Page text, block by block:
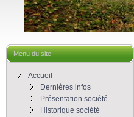
Menu du site
Accueil
Dernières infos
Présentation société
Historique société